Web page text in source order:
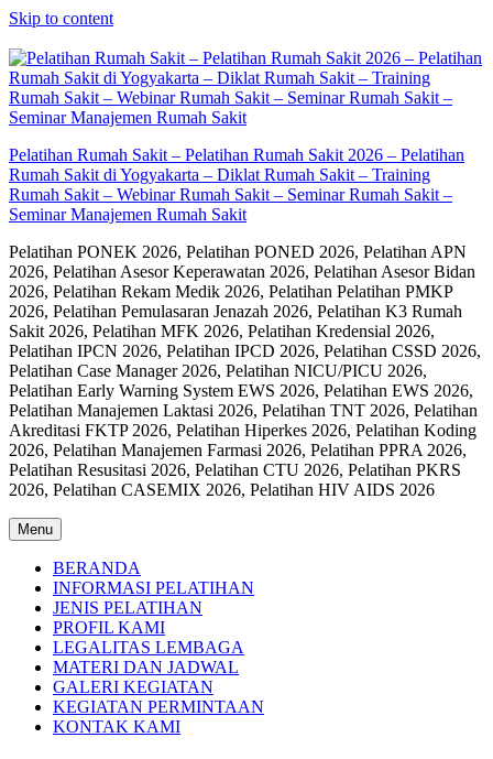
Skip to content
Pelatihan Rumah Sakit – Pelatihan Rumah Sakit 2026 – Pelatihan
Rumah Sakit di Yogyakarta – Diklat Rumah Sakit – Training
Rumah Sakit – Webinar Rumah Sakit – Seminar Rumah Sakit –
Seminar Manajemen Rumah Sakit
Pelatihan PONEK 2026, Pelatihan PONED 2026, Pelatihan APN
2026, Pelatihan Asesor Keperawatan 2026, Pelatihan Asesor Bidan
2026, Pelatihan Rekam Medik 2026, Pelatihan Pelatihan PMKP
2026, Pelatihan Pemulasaran Jenazah 2026, Pelatihan K3 Rumah
Sakit 2026, Pelatihan MFK 2026, Pelatihan Kredensial 2026,
Pelatihan IPCN 2026, Pelatihan IPCD 2026, Pelatihan CSSD 2026,
Pelatihan Case Manager 2026, Pelatihan NICU/PICU 2026,
Pelatihan Early Warning System EWS 2026, Pelatihan EWS 2026,
Pelatihan Manajemen Laktasi 2026, Pelatihan TNT 2026, Pelatihan
Akreditasi FKTP 2026, Pelatihan Hiperkes 2026, Pelatihan Koding
2026, Pelatihan Manajemen Farmasi 2026, Pelatihan PPRA 2026,
Pelatihan Resusitasi 2026, Pelatihan CTU 2026, Pelatihan PKRS
2026, Pelatihan CASEMIX 2026, Pelatihan HIV AIDS 2026
Menu
BERANDA
INFORMASI PELATIHAN
JENIS PELATIHAN
PROFIL KAMI
LEGALITAS LEMBAGA
MATERI DAN JADWAL
GALERI KEGIATAN
KEGIATAN PERMINTAAN
KONTAK KAMI